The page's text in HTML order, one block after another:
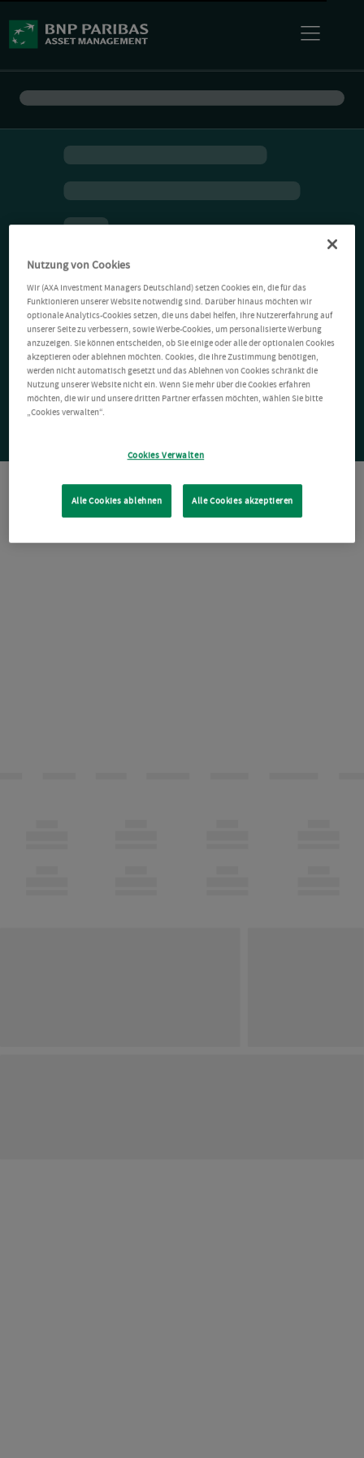
Nutzung von Cookies
Wir (AXA Investment Managers Deutschland) setzen Cookies ein, die für das
Funktionieren unserer Website notwendig sind. Darüber hinaus möchten wir
optionale Analytics-Cookies setzen, die uns dabei helfen, Ihre Nutzererfahrung auf
unserer Seite zu verbessern, sowie Werbe-Cookies, um personalisierte Werbung
anzuzeigen. Sie können entscheiden, ob Sie einige oder alle der optionalen Cookies
akzeptieren oder ablehnen möchten. Cookies, die Ihre Zustimmung benötigen,
werden nicht automatisch gesetzt und das Ablehnen von Cookies schränkt die
Nutzung unserer Website nicht ein. Wenn Sie mehr über die Cookies erfahren
möchten, die wir und unsere dritten Partner erfassen möchten, wählen Sie bitte
„Cookies verwalten“.
Cookies Verwalten
Alle Cookies ablehnen Alle Cookies akzeptieren